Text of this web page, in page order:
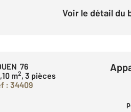
Voir le détail du
76
m2, 3 pièces
: 34409